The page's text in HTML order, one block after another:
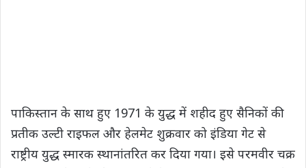
पाकिस्तान के साथ हुए 1971 के युद्ध में शहीद हुए सैनिकों की
प्रतीक उल्टी राइफल और हेलमेट शुक्रवार को इंडिया गेट से
राष्ट्रीय युद्ध स्मारक स्थानांतरित कर दिया गया। इसे परमवीर चक्र